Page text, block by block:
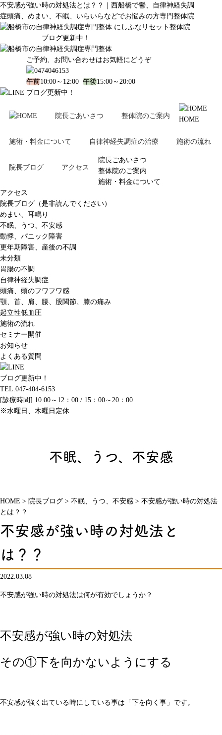
不安感が強い時の対処法とは？？｜西船橋で鬱、自律神経失調
症頭痛、めまい、不眠、いらいらなどでお悩みの方専門整体院
ブログ更新中！
ご予約、お問い合わせはお気軽にどうぞ
午前10:00～12:00 午後15:00～20:00
ブログ更新中！
院長ごあいさつ 整体院のご案内
施術・料金について 自律神経失調症の治療 施術の流れ
院長ブログ アクセス
HOME
院長ごあいさつ
整体院のご案内
施術・料金について
アクセス
院長ブログ（是非読んでください）
めまい、耳鳴り
不眠、うつ、不安感
動悸、パニック障害
更年期障害、産後の不調
未分類
胃腸の不調
自律神経失調症
頭痛、頭のフワフワ感
顎、首、肩、腰、股関節、膝の痛み
起立性低血圧
施術の流れ
セミナー開催
お知らせ
よくある質問
ブログ更新中！
TEL.047-404-6153
[診療時間] 10:00～12：00 / 15：00～20：00
※水曜日、木曜日定休
不眠、うつ、不安感
HOME > 院長ブログ > 不眠、うつ、不安感 > 不安感が強い時の対処法
とは？？
不安感が強い時の対処法と
は？？
2022.03.08
不安感が強い時の対処法は何が有効でしょうか？
不安感が強い時の対処法
その①下を向かないようにする
不安感が強く出ている時にしている事は「下を向く事」です。